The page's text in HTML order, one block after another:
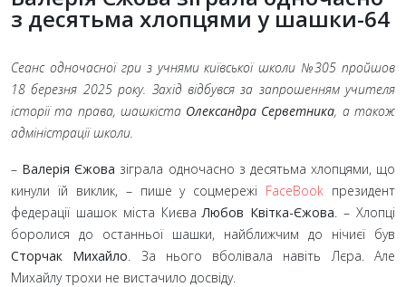
з десятьма хлопцями у шашки-64
Сеанс одночасної гри з учнями київської школи №305 пройшов
18 березня 2025 року. Захід відбувся за запрошенням учителя
історії та права, шашкіста Олександра Серветника, а також
адміністрації школи.
– Валерія Єжова зіграла одночасно з десятьма хлопцями, що
кинули їй виклик, – пише у соцмережі FaceBook президент
федерації шашок міста Києва Любов Квітка-Єжова – Хлопці
боролися до останньої шашки, найближчим до нічиєї був
Сторчак Михайло . За нього вболівала навіть Лєра. Але
Михайлу трохи не вистачило досвіду.